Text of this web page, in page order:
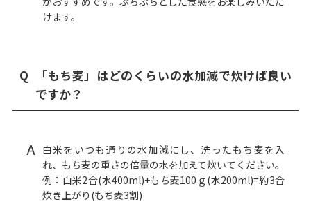
けます。
Q
「もち麦」はどのくらいの水加減で炊けば良い
ですか？
A 白米をいつも通りの水加減にし、洗ったもち麦を入
れ、もち麦の重さの倍量の水を加えて炊いてください。
例：白米2合(水400ml)+もち麦100ｇ(水200ml)=約3合
炊き上がり(もち麦3割)